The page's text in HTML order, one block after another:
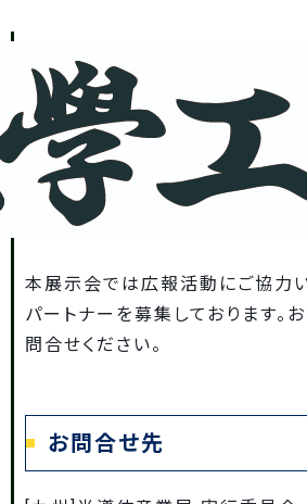
本展示会では広報活動にご協力
パートナーを募集しております。
問合せください。
お問合せ先